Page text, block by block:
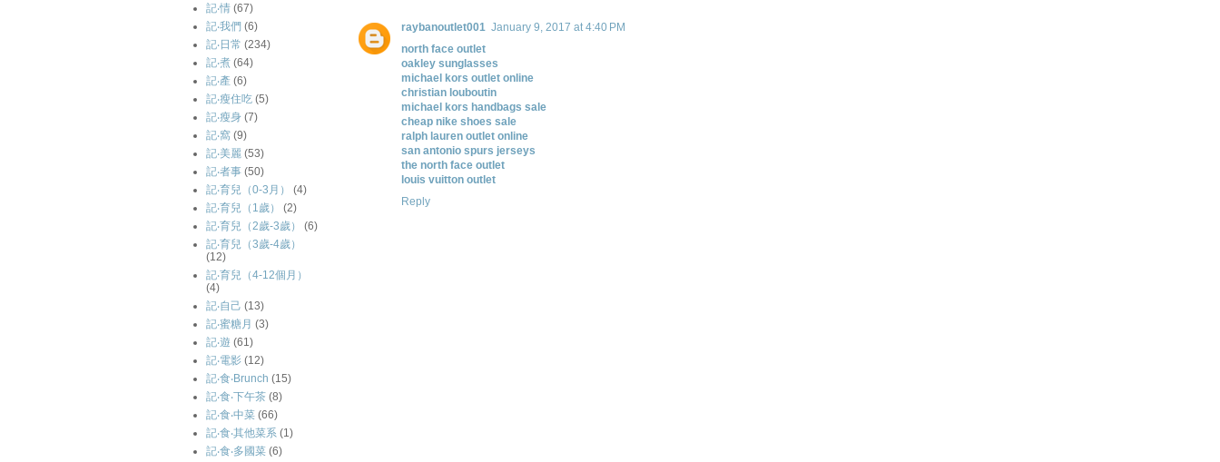
raybanoutlet001 January 9, 2017 at 4:40 PM
north face outlet
oakley sunglasses
michael kors outlet online
christian louboutin
michael kors handbags sale
cheap nike shoes sale
ralph lauren outlet online
san antonio spurs jerseys
the north face outlet
louis vuitton outlet
Reply
記‧情 (67)
記‧我們 (6)
記‧日常 (234)
記‧煮 (64)
記‧產 (6)
記‧瘦住吃 (5)
記‧瘦身 (7)
記‧窩 (9)
記‧美麗 (53)
記‧者事 (50)
記‧育兒（0-3月）
(4)
記‧育兒（1歲）
(2)
記‧育兒（2歲-3歲）
(6)
記‧育兒（3歲-4歲）
(12)
記‧育兒（4-12個月）
(4)
記‧自己 (13)
記‧蜜糖月 (3)
記‧遊 (61)
記‧電影 (12)
記‧食‧Brunch (15)
記‧食‧下午茶 (8)
記‧食‧中菜 (66)
記‧食‧其他菜系 (1)
記‧食‧多國菜 (6)